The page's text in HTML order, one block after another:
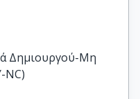
Δημιουργού-Μη
NC)